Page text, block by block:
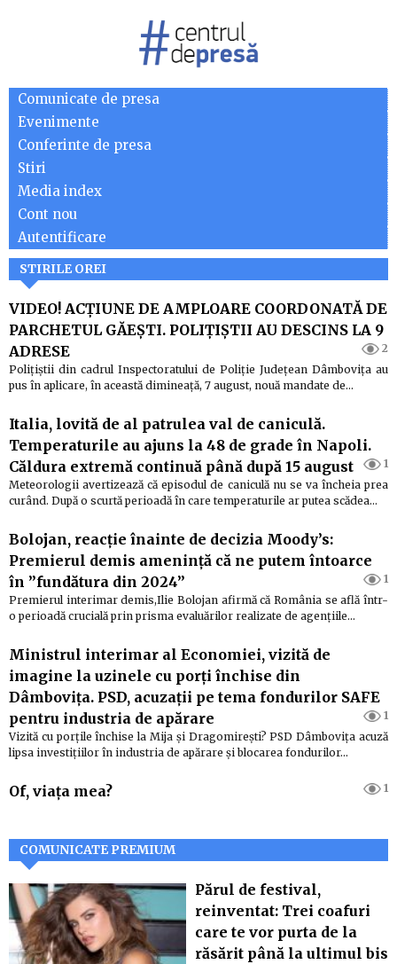
Comunicate de presa
Evenimente
Conferinte de presa
Stiri
Media index
Cont nou
Autentificare
STIRILE OREI
VIDEO! ACȚIUNE DE AMPLOARE COORDONATĂ DE
PARCHETUL GĂEȘTI. POLIȚIȘTII AU DESCINS LA 9
ADRESE
2
Polițiștii din cadrul Inspectoratului de Poliție Județean Dâmbovița au
pus în aplicare, în această dimineață, 7 august, nouă mandate de…
Italia, lovită de al patrulea val de caniculă.
Temperaturile au ajuns la 48 de grade în Napoli.
Căldura extremă continuă până după 15 august
1
Meteorologii avertizează că episodul de caniculă nu se va încheia prea
curând. După o scurtă perioadă în care temperaturile ar putea scădea…
Bolojan, reacție înainte de decizia Moody’s:
Premierul demis amenință că ne putem întoarce
în ”fundătura din 2024”
1
Premierul interimar demis,Ilie Bolojan afirmă că România se află într-
o perioadă crucială prin prisma evaluărilor realizate de agențiile…
Ministrul interimar al Economiei, vizită de
imagine la uzinele cu porți închise din
Dâmbovița. PSD, acuzații pe tema fondurilor SAFE
pentru industria de apărare
1
Vizită cu porțile închise la Mija și Dragomirești? PSD Dâmbovița acuză
lipsa investițiilor în industria de apărare și blocarea fondurilor…
Of, viața mea? 1
COMUNICATE PREMIUM
Părul de festival,
reinventat: Trei coafuri
care te vor purta de la
răsărit până la ultimul bis